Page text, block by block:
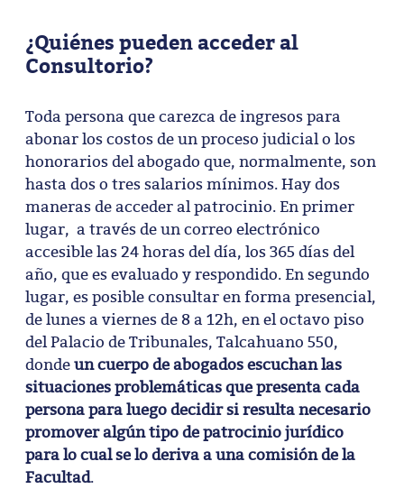
¿Quiénes pueden acceder al
Consultorio?
Toda persona que carezca de ingresos para
abonar los costos de un proceso judicial o los
honorarios del abogado que, normalmente, son
hasta dos o tres salarios mínimos. Hay dos
maneras de acceder al patrocinio. En primer
lugar, a través de un correo electrónico
accesible las 24 horas del día, los 365 días del
año, que es evaluado y respondido. En segundo
lugar, es posible consultar en forma presencial,
de lunes a viernes de 8 a 12h, en el octavo piso
del Palacio de Tribunales, Talcahuano 550,
dondeun cuerpo de abogados escuchan las
situaciones problemáticas que presenta cada
persona para luego decidir si resulta necesario
promover algún tipo de patrocinio jurídico
para lo cual se lo deriva a una comisión de la
Facultad.